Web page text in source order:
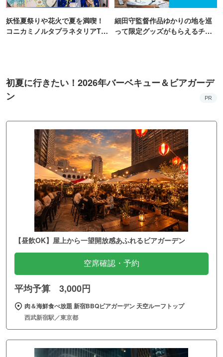
妖怪夏祭りや花火で夏を満喫！
コニカミノルタプラネタリアTO
細田守監督作品ゆかりの地を巡
って限定グッズがもらえるチャ
初夏に行きたい！2026年バーベキュー＆ビアガーデ
ン
PR
【昼飲OK】屋上から一望開放感あふれるビアガーデン
空席確認・予約
平均予算 3,000円
肉＆海鮮食べ放題 新宿BBQビアガーデン 天空ルーフトップ
西武新宿駅／東京都